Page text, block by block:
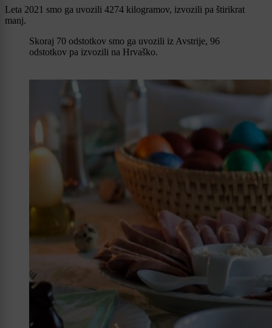
Leta 2021 smo ga uvozili 4274 kilogramov, izvozili pa štirikrat
manj.
Skoraj 70 odstotkov smo ga uvozili iz Avstrije, 96
odstotkov pa izvozili na Hrvaško.